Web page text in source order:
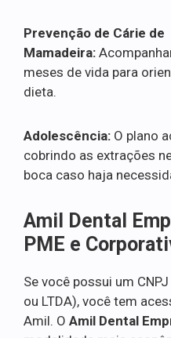
Prevenção de Cárie de
Mamadeira:
meses de vida para
dieta.
Adolescência: O plano
cobrindo as extrações
boca caso haja
Amil Dental
PME e
Se você possui um
ou LTDA), você tem
Amil. O Amil Dental